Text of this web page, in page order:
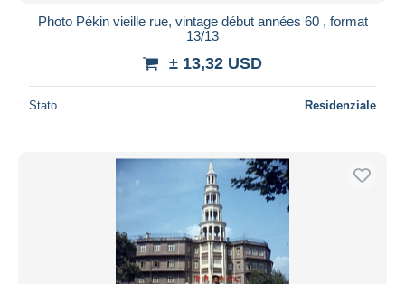
Photo Pékin vieille rue, vintage début années 60 , format
13/13
± 13,32 USD
Stato Residenziale